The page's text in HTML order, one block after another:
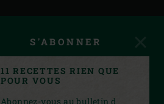
S'ABONNER
11 RECETTES RIEN QUE
POUR VOUS
Abonnez-vous au bulletin d